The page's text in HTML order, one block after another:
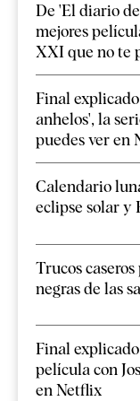
De 'El diario
mejores
XXI que no te
Final
anhelos', la
puedes ver en
Calendario
eclipse solar y
Trucos
negras de las
Final
película con
en Netflix